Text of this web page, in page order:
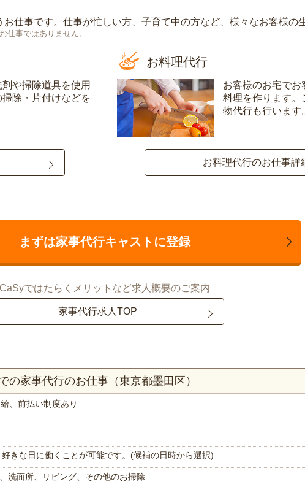
お仕事です。仕事が忙しい方、子育て中の方など、様々なお客様の
仕事ではありません。
や掃除道具を使用
除・片付けなどを
お料理代行
お客様のお宅でお
料理を作ります。
物代行も行います
お料理代行のお仕事詳
まずは家事代行キャストに登録
CaSyではたらくメリットなど求人概要のご案内
家事代行求人TOP
の家事代行のお仕事（東京都墨田区）
給、前払い制度あり
きな日に働くことが可能です。(候補の日時から選択)
洗面所、リビング、その他のお掃除